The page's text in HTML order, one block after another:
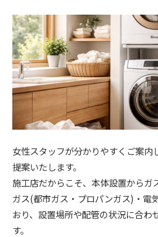
女性スタッフが分かりやすくご案内
提案いたします。
施工店だからこそ、本体設置からガ
ガス(都市ガス・プロパンガス)・電
おり、設置場所や配管の状況に合わ
す。